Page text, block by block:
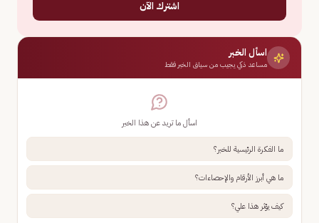
اشترك الآن
اسأل الخبر
مساعد ذكي يجيب من سياق الخبر فقط
اسأل ما تريد عن هذا الخبر
ما الفكرة الرئيسية للخبر؟
ما هي أبرز الأرقام والإحصاءات؟
كيف يؤثر هذا علي؟